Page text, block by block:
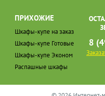
ПРИХОЖИЕ
Шкафы-купе на заказ
Шкафы-купе Готовые
Шкафы-купе Эконом
Распашные шкафы
8